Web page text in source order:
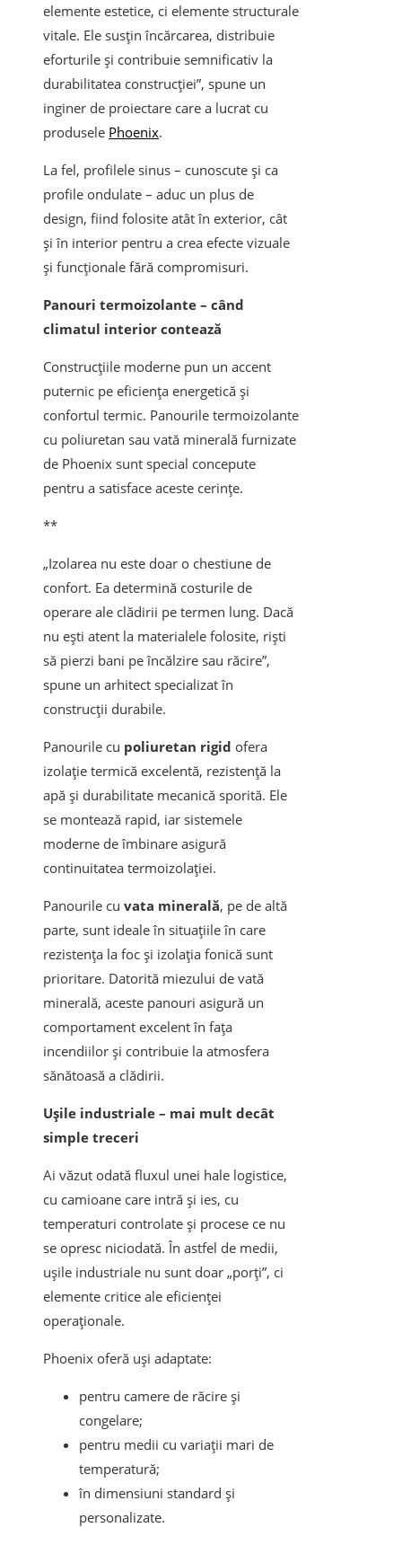
elemente estetice, ci elemente structurale
vitale. Ele susțin încărcarea, distribuie
eforturile și contribuie semnificativ la
durabilitatea construcției”, spune un
inginer de proiectare care a lucrat cu
produsele Phoenix.
La fel, profilele sinus – cunoscute și ca
profile ondulate – aduc un plus de
design, fiind folosite atât în exterior, cât
și în interior pentru a crea efecte vizuale
și funcționale fără compromisuri.
Panouri termoizolante – când
climatul interior contează
Construcțiile moderne pun un accent
puternic pe eficiența energetică și
confortul termic. Panourile termoizolante
cu poliuretan sau vată minerală furnizate
de Phoenix sunt special concepute
pentru a satisface aceste cerințe.
**
„Izolarea nu este doar o chestiune de
confort. Ea determină costurile de
operare ale clădirii pe termen lung. Dacă
nu ești atent la materialele folosite, riști
să pierzi bani pe încălzire sau răcire”,
spune un arhitect specializat în
construcții durabile.
Panourile cu poliuretan rigid ofera
izolație termică excelentă, rezistență la
apă și durabilitate mecanică sporită. Ele
se montează rapid, iar sistemele
moderne de îmbinare asigură
continuitatea termoizolației.
Panourile cu vata minerală, pe de altă
parte, sunt ideale în situațiile în care
rezistența la foc și izolația fonică sunt
prioritare. Datorită miezului de vată
minerală, aceste panouri asigură un
comportament excelent în fața
incendiilor și contribuie la atmosfera
sănătoasă a clădirii.
Ușile industriale – mai mult decât
simple treceri
Ai văzut odată fluxul unei hale logistice,
cu camioane care intră și ies, cu
temperaturi controlate și procese ce nu
se opresc niciodată. În astfel de medii,
ușile industriale nu sunt doar „porți”, ci
elemente critice ale eficienței
operaționale.
Phoenix oferă uși adaptate:
pentru camere de răcire și
congelare;
pentru medii cu variații mari de
temperatură;
în dimensiuni standard și
personalizate.